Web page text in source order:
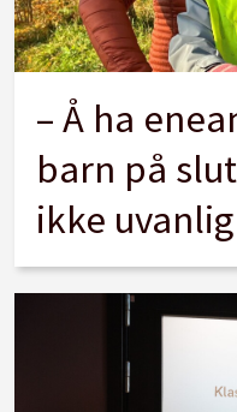
– Å ha
barn på
ikke uvanlig